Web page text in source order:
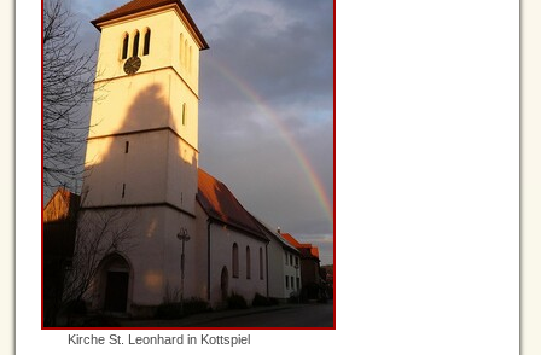
Kirche St. Leonhard in Kottspiel